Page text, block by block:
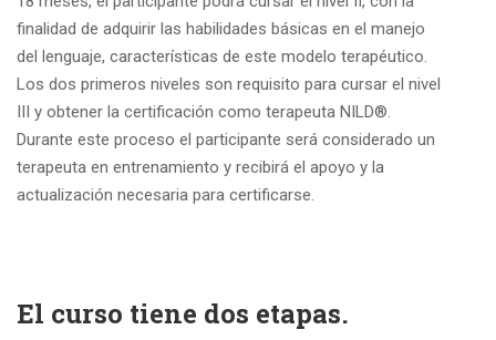
finalidad de adquirir las habilidades básicas en el manejo
del lenguaje, características de este modelo terapéutico.
Los dos primeros niveles son requisito para cursar el nivel
III y obtener la certificación como terapeuta NILD®.
Durante este proceso el participante será considerado un
terapeuta en entrenamiento y recibirá el apoyo y la
actualización necesaria para certificarse.
El curso tiene dos etapas.